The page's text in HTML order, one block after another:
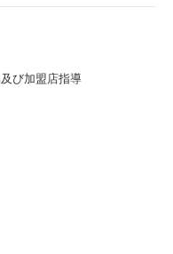
び加盟店指導